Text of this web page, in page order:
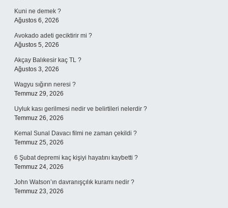
Kuni ne demek ?
Ağustos 6, 2026
Avokado adeti geciktirir mi ?
Ağustos 5, 2026
Akçay Balıkesir kaç TL ?
Ağustos 3, 2026
Wagyu sığırın neresi ?
Temmuz 29, 2026
Uyluk kası gerilmesi nedir ve belirtileri nelerdir ?
Temmuz 26, 2026
Kemal Sunal Davacı filmi ne zaman çekildi ?
Temmuz 25, 2026
6 Şubat depremi kaç kişiyi hayatını kaybetti ?
Temmuz 24, 2026
John Watson’ın davranışçılık kuramı nedir ?
Temmuz 23, 2026